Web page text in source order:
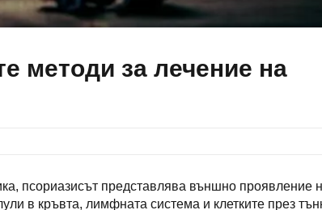
методи за лечение на
псориазисът представлява външно проявление
в кръвта, лимфната система и клетките през